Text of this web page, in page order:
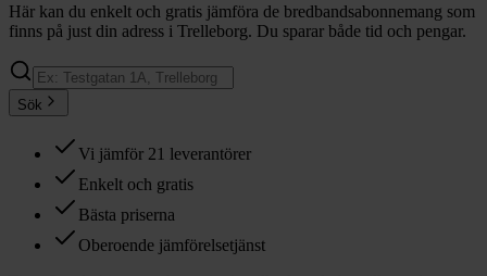
Här kan du enkelt och gratis jämföra de bredbandsabonnemang som
finns på just din adress i Trelleborg. Du sparar både tid och pengar.
Sök
Vi jämför 21 leverantörer
Enkelt och gratis
Bästa priserna
Oberoende jämförelsetjänst